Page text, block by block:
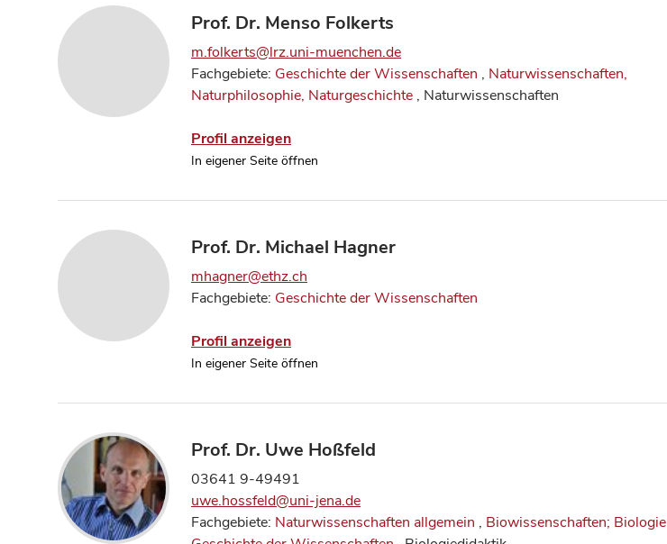
Prof. Dr. Menso Folkerts
m.folkerts@lrz.uni-muenchen.de
Fachgebiete: Geschichte der Wissenschaften , Naturwissenschaften,
Naturphilosophie, Naturgeschichte , Naturwissenschaften
Profil anzeigen
In eigener Seite öffnen
Prof. Dr. Michael Hagner
mhagner@ethz.ch
Fachgebiete: Geschichte der Wissenschaften
Profil anzeigen
In eigener Seite öffnen
Prof. Dr. Uwe Hoßfeld
03641 9-49491
uwe.hossfeld@uni-jena.de
Fachgebiete: Naturwissenschaften allgemein , Biowissenschaften; Biologie